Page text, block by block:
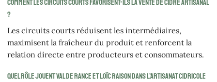
Comment les circuits courts favorisent-ils la vente de cidre artisanal
?
Les circuits courts réduisent les intermédiaires,
maximisent la fraîcheur du produit et renforcent la
relation directe entre producteurs et consommateurs.
Quel rôle jouent Val de Rance et Loïc Raison dans l’artisanat cidricole